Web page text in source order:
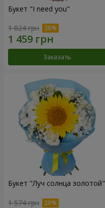
Букет "I need you"
1 824 грн
Заказать
Букет "Луч солнца золотой"
1 574 грн